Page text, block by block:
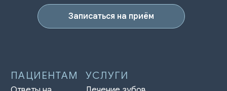
Записаться на приём